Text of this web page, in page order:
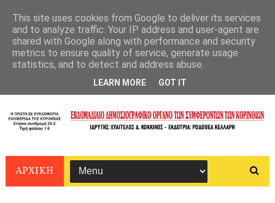
ΑΡΧΙΚΗ
This site uses cookies from Google to deliver its services
and to analyze traffic. Your IP address and user-agent are
shared with Google along with performance and security
metrics to ensure quality of service, generate usage
statistics, and to detect and address abuse.
LEARN MORE GOT IT